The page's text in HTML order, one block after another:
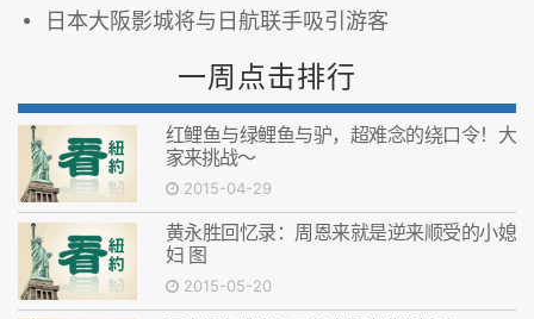
日本大阪影城将与日航联手吸引游客
一周点击排行
红鲤鱼与绿鲤鱼与驴，超难念的绕口令！大
家来挑战～
2015-04-29
黄永胜回忆录：周恩来就是逆来顺受的小媳
妇 图
2015-05-20